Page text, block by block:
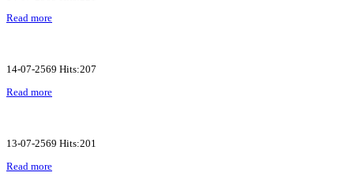
Read more
14-07-2569 Hits:207
Read more
13-07-2569 Hits:201
Read more